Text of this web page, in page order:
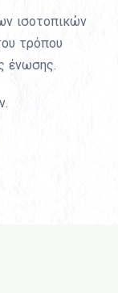
ισοτοπικών
τρόπου
ένωσης.